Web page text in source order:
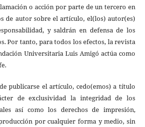
o acción por parte de un tercero en
de autor sobre el artículo, el(los) autor(es)
y saldrán en defensa de los
Por tanto, para todos los efectos, la revista
Universitaria Luis Amigó actúa como
publicarse el artículo, cedo(emos) a título
de exclusividad la integridad de los
así como los derechos de impresión,
por cualquier forma y medio, sin